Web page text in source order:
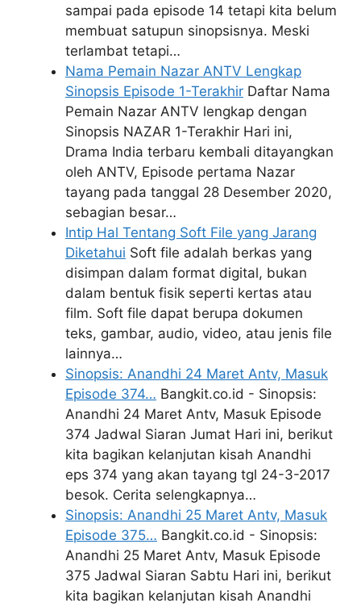
sampai pada episode 14 tetapi kita belum
membuat satupun sinopsisnya. Meski
terlambat tetapi…
Nama Pemain Nazar ANTV Lengkap
Sinopsis Episode 1-Terakhir Daftar Nama
Pemain Nazar ANTV lengkap dengan
Sinopsis NAZAR 1-Terakhir Hari ini,
Drama India terbaru kembali ditayangkan
oleh ANTV, Episode pertama Nazar
tayang pada tanggal 28 Desember 2020,
sebagian besar…
Intip Hal Tentang Soft File yang Jarang
Diketahui Soft file adalah berkas yang
disimpan dalam format digital, bukan
dalam bentuk fisik seperti kertas atau
film. Soft file dapat berupa dokumen
teks, gambar, audio, video, atau jenis file
lainnya…
Sinopsis: Anandhi 24 Maret Antv, Masuk
Episode 374… Bangkit.co.id - Sinopsis:
Anandhi 24 Maret Antv, Masuk Episode
374 Jadwal Siaran Jumat Hari ini, berikut
kita bagikan kelanjutan kisah Anandhi
eps 374 yang akan tayang tgl 24-3-2017
besok. Cerita selengkapnya…
Sinopsis: Anandhi 25 Maret Antv, Masuk
Episode 375… Bangkit.co.id - Sinopsis:
Anandhi 25 Maret Antv, Masuk Episode
375 Jadwal Siaran Sabtu Hari ini, berikut
kita bagikan kelanjutan kisah Anandhi